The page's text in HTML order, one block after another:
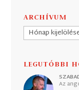
ARCHÍVUM
Archívum
LEGUTÓBBI
Az